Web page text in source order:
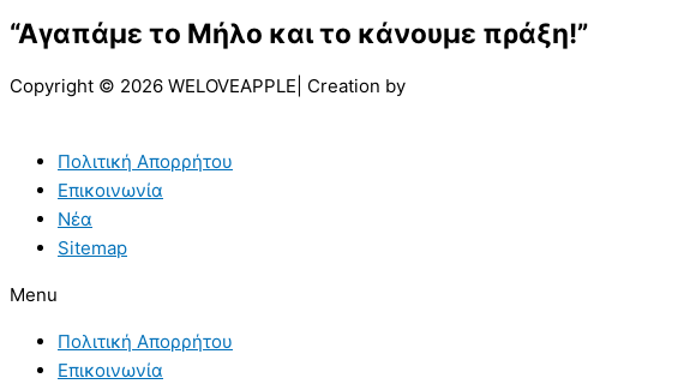
“Αγαπάμε το Μήλο και το κάνουμε πράξη!”
Copyright © 2026 WELOVEAPPLE| Creation by
Πολιτική Απορρήτου
Επικοινωνία
Νέα
Sitemap
Menu
Πολιτική Απορρήτου
Επικοινωνία